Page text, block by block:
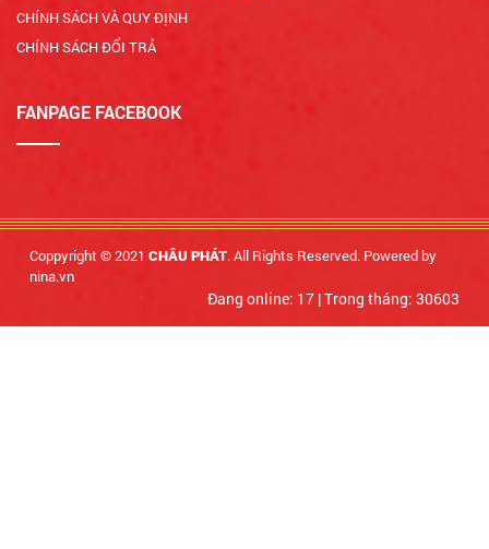
CHÍNH SÁCH VÀ QUY ĐỊNH
CHÍNH SÁCH ĐỔI TRẢ
FANPAGE FACEBOOK
Coppyright © 2021 CHÂU PHÁT. All Rights Reserved. Powered by
nina.vn
Đang online: 17 |Trong tháng: 30603